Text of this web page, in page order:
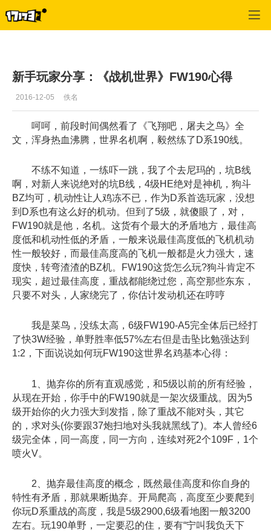
新手玩家分享：《战机世界》FW190心得
2016-12-05 佚名
呵呵，前段时间偶然看了《飞翔吧，屠夫之鸟》全
文，浑身热血沸腾，世界名机啊，毅然练了D系190线。
不练不知道，一练吓一跳，我了个去尼玛的，坑B线
啊，对新人来说绝对的坑B线，4级HE绝对是神机，狗斗
BZ均可，机动性让人鸡冻不已，作为D系首选玩家，没想
到D系也有这么好的机动。但到了5级，就傻眼了，对，
FW190就是他，名机。这货有个最大的矛盾地方，最佳高
度低和机动性低的矛盾，一般来说最佳高度低的飞机机动
性一般较好，而最佳高度高的飞机一般都是火力强大，速
度快，转弯渣渣的BZ机。FW190这货怎么玩?狗斗肯定不
现实，超过最佳高度，重战都能绕过您，高空那些东东，
只要不对头，人家绕完了，你估计发动机还在哼哼
我是菜鸟，没练太高，6级FW190-A5完全体后已经打
了快3W经验，单野胜率低57%左右但是击坠比勉强达到
1:2，下面说说如何玩FW190这世界名鸡基本心得：
1、抛弃你的所有直观感觉，和5级以前的所有经验，
从现在开始，你手中的FW190就是一架次级重战。因为5
级开始你的火力强大到发指，除了重战不能对头，其它
的，求对头(你要跟37炮扫地对头我就黑线了)。本人曾经6
级完全体，同一高度，同一方向，连续对死2个109F，1个
喷火V。
2、抛弃最佳高度的概念，既然最佳高度和你自身的
特性有矛盾，那就果断抛弃。开局爬高，高度至少要爬到
你玩D系重战的高度，我是5级2900,6级看地图一般3200
左右。玩190单野，一定要忍的住，要有“宁叫我负天下